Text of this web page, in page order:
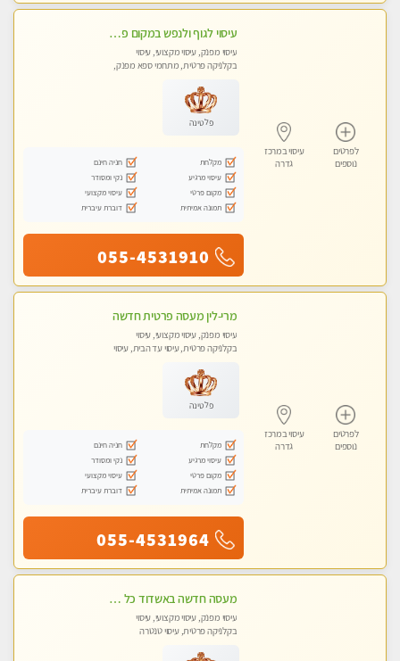
לפרטים
נוספים
עיסוי במרכז
גדרה
עיסוי לגוף ולנפש במקום פרטי ואיכותי
עיסוי מפנק, עיסוי מקצועי, עיסוי
בקלניקה פרטית, מתחמי ספא מפנק,
פלטינה
מקלחת
חניה חינם
עיסוי מרגיע
נקי ומסודר
מקום פרטי
עיסוי מקצועי
תמונה אמיתית
דוברת עיברית
055-4531910
לפרטים
נוספים
עיסוי במרכז
גדרה
מרי-לין מעסה פרטית חדשה
עיסוי מפנק, עיסוי מקצועי, עיסוי
בקלניקה פרטית, עיסוי עד הבית, עיסוי
פלטינה
מקלחת
חניה חינם
עיסוי מרגיע
נקי ומסודר
מקום פרטי
עיסוי מקצועי
תמונה אמיתית
דוברת עיברית
055-4531964
מעסה חדשה באשדוד כל סוגי העיסויים מעסה מקצועית ואיכותית פרטי!!!מומלץ לחלוטין!! Private! Highly recommended
עיסוי מפנק, עיסוי מקצועי, עיסוי
בקלניקה פרטית, עיסוי טנטרה